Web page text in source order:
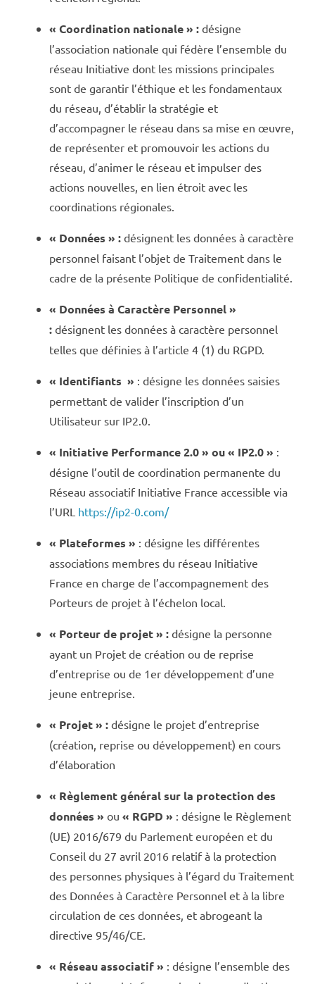
« Coordination nationale » :désigne
l’association nationale qui fédère l’ensemble du
réseau Initiative dont les missions principales
sont de garantir l’éthique et les fondamentaux
du réseau, d’établir la stratégie et
d’accompagner le réseau dans sa mise en œuvre,
de représenter et promouvoir les actions du
réseau, d’animer le réseau et impulser des
actions nouvelles, en lien étroit avec les
coordinations régionales.
« Données » :désignent les données à caractère
personnel faisant l’objet de Traitement dans le
cadre de la présente Politique de confidentialité.
« Données à Caractère Personnel »
:désignent les données à caractère personnel
telles que définies à l’article 4 (1) du RGPD.
« Identifiants » : désigne les données saisies
permettant de valider l’inscription d’un
Utilisateur sur IP2.0.
« Initiative Performance 2.0 » ou « IP2.0 » :
désigne l’outil de coordination permanente du
Réseau associatif Initiative France accessible via
l’URL https://ip2-0.com/
« Plateformes » : désigne les différentes
associations membres du réseau Initiative
France en charge de l’accompagnement des
Porteurs de projet à l’échelon local.
« Porteur de projet » :désigne la personne
ayant un Projet de création ou de reprise
d’entreprise ou de 1er développement d’une
jeune entreprise.
« Projet » : désigne le projet d’entreprise
(création, reprise ou développement) en cours
d’élaboration
« Règlement général sur la protection des
données » ou « RGPD » : désigne le Règlement
(UE) 2016/679 du Parlement européen et du
Conseil du 27 avril 2016 relatif à la protection
des personnes physiques à l’égard du Traitement
des Données à Caractère Personnel et à la libre
circulation de ces données, et abrogeant la
directive 95/46/CE.
« Réseau associatif » : désigne l’ensemble des